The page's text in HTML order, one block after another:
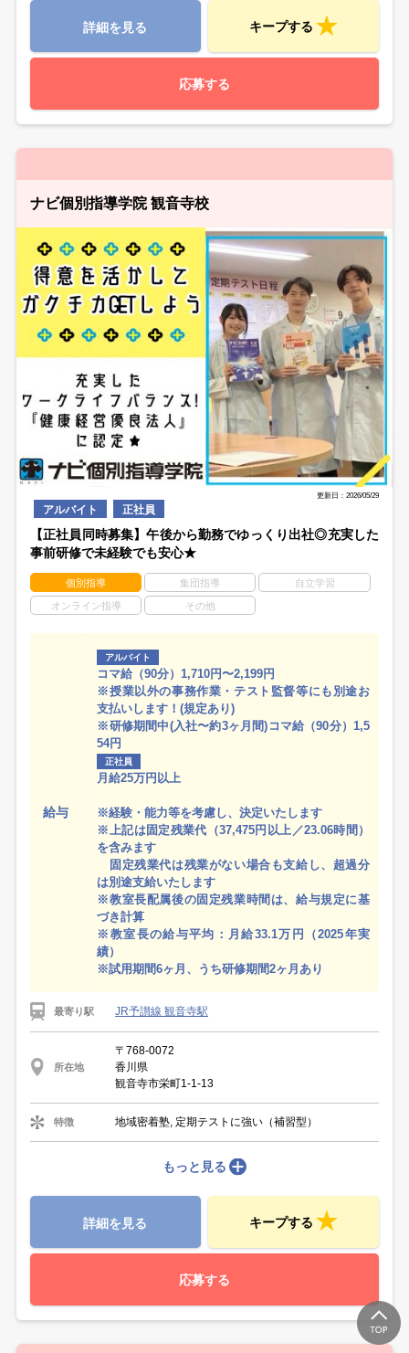
詳細を見る キープする
応募する
ナビ個別指導学院 観音寺校
更新日：2026/05/29
アルバイト 正社員
【正社員同時募集】午後から勤務でゆっくり出社◎充実した
事前研修で未経験でも安心★
個別指導 集団指導 自立学習
オンライン指導 その他
給与
アルバイト
コマ給（90分）1,710円〜2,199円
※授業以外の事務作業・テスト監督等にも別途お
支払いします！(規定あり)
※研修期間中(入社〜約3ヶ月間)コマ給（90分）1,5
54円
正社員
月給25万円以上
※経験・能力等を考慮し、決定いたします
※上記は固定残業代（37,475円以上／23.06時間）
を含みます
固定残業代は残業がない場合も支給し、超過分
は別途支給いたします
※教室長配属後の固定残業時間は、給与規定に基
づき計算
※教室長の給与平均：月給33.1万円（2025年実
績）
※試用期間6ヶ月、うち研修期間2ヶ月あり
最寄り駅 JR予讃線 観音寺駅
所在地
〒768-0072
香川県
観音寺市栄町1-1-13
特徴 地域密着塾, 定期テストに強い（補習型）
もっと見る
詳細を見る キープする
応募する